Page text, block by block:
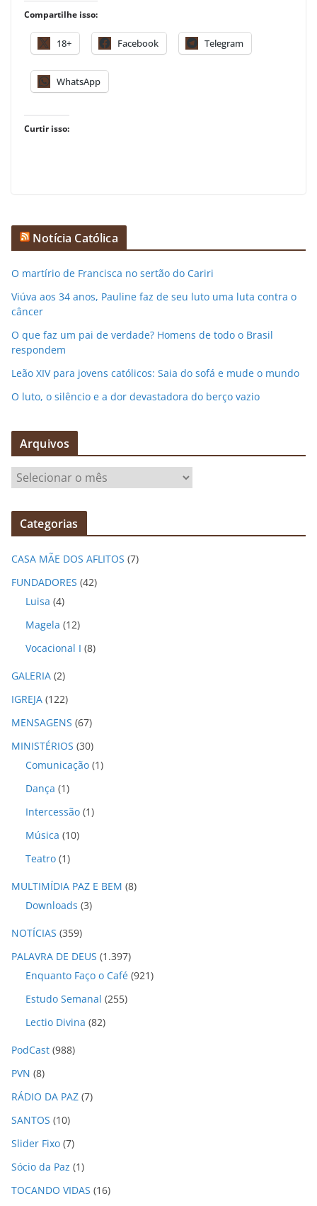
Compartilhe isso:
18+ Facebook Telegram
WhatsApp
Curtir isso:
Notícia Católica
O martírio de Francisca no sertão do Cariri
Viúva aos 34 anos, Pauline faz de seu luto uma luta contra o
câncer
O que faz um pai de verdade? Homens de todo o Brasil
respondem
Leão XIV para jovens católicos: Saia do sofá e mude o mundo
O luto, o silêncio e a dor devastadora do berço vazio
Arquivos
q
v
o
Categorias
CASA MÃE DOS AFLITOS (7)
FUNDADORES (42)
Luisa (4)
Magela (12)
Vocacional I (8)
GALERIA (2)
IGREJA (122)
MENSAGENS (67)
MINISTÉRIOS (30)
Comunicação (1)
Dança (1)
Intercessão (1)
Música (10)
Teatro (1)
MULTIMÍDIA PAZ E BEM (8)
Downloads (3)
NOTÍCIAS (359)
PALAVRA DE DEUS (1.397)
Enquanto Faço o Café (921)
Estudo Semanal (255)
Lectio Divina (82)
PodCast (988)
PVN (8)
RÁDIO DA PAZ (7)
SANTOS (10)
Slider Fixo (7)
Sócio da Paz (1)
TOCANDO VIDAS (16)